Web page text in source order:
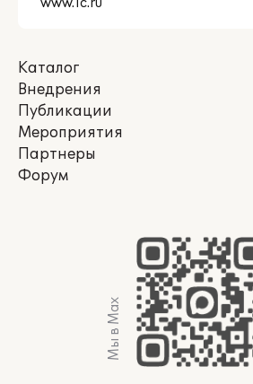
Каталог
Внедрения
Публикации
Мероприятия
Партнеры
Форум
Мы в Max